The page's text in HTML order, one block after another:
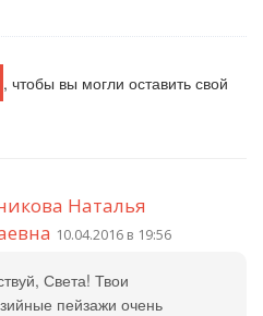
, чтобы вы могли оставить свой
Наталья
10.04.2016 в 19:56
Света! Твои
пейзажи очень